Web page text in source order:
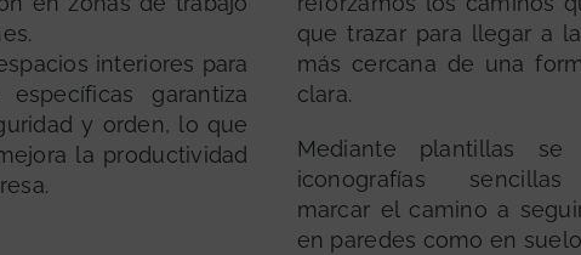
interiores para
específicas garantiza
y orden, lo que
la productividad
que trazar para llegar a
más cercana de una
clara.
Mediante plantillas se
iconografías
marcar el camino a
en paredes como en